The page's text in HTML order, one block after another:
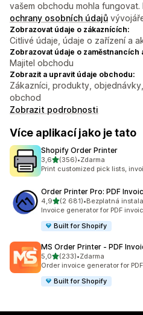
vašem obchodu mohla
ochrany osobních údajů
Zobrazovat údaje o zákaznících:
Citlivé údaje, údaje o zařízení a
Zobrazovat údaje o
Majitel obchodu
Zobrazit a upravit údaje obchodu:
Zákazníci, produkty,
obchod
Zobrazit podrobnosti
Více aplikací jako je tato
Shopify Order Printer
3,6z 5 hvězd
(356)
Celkový počet recenzí: 356
•Zdarma
Print customized pick lists,
Order Printer Pro: PDF
4,9z 5 hvězd
(2 681)
Celkový počet recenzí: 2681
•Bezplatná
Invoice generator for PDF
Built for Shopify
MS Order Printer ‑ PDF
5,0z 5 hvězd
(233)
Celkový počet recenzí: 233
•Zdarma
Order invoice generator for
Built for Shopify